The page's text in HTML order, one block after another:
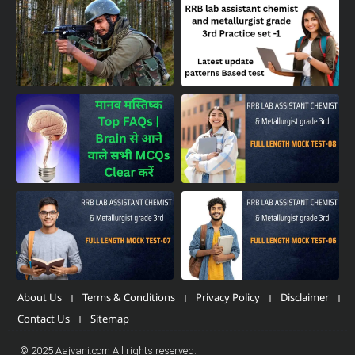
About Us Terms & Conditions Privacy Policy
Disclaimer
Contact Us
Sitemap
© 2025 Aajvani.com All rights reserved.